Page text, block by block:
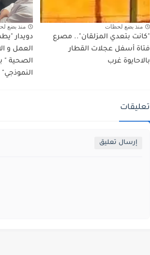
منذ بضع لحظات
"كانت بتعدي المزلقان".. مصرع
فتاة أسفل عجلات القطار
بالاحايوة غرب
منذ بضع
دويدار
العمل و
الصحية
النموذجي"
تعليقات
إرسال تعليق